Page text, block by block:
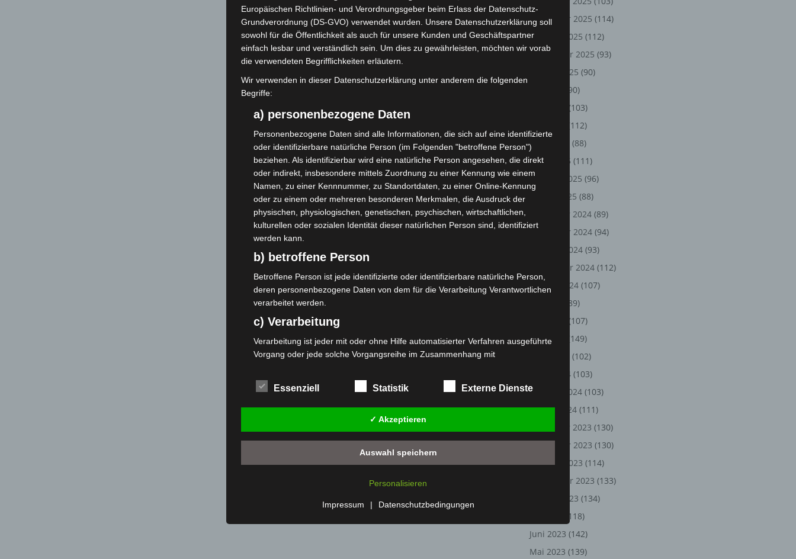
November 2025 (114)
Oktober 2025 (112)
September 2025 (93)
August 2025 (90)
(90)
(103)
(112)
April 2025
(88)
März 2025 (111)
Februar 2025 (96)
Januar 2025 (88)
Dezember 2024 (89)
November 2024 (94)
Oktober 2024 (93)
September 2024 (112)
August 2024 (107)
(89)
(107)
Mai 2024
(149)
(102)
März 2024 (103)
Februar 2024 (103)
Januar 2024 (111)
Dezember 2023 (130)
November 2023 (130)
Oktober 2023 (114)
September 2023 (133)
August 2023 (134)
(118)
Juni 2023 (142)
Mai 2023 (139)
Europäischen Richtlinien- und Verordnungsgeber beim Erlass der Datenschutz-
Grundverordnung (DS-GVO) verwendet wurden. Unsere Datenschutzerklärung soll
sowohl für die Öffentlichkeit als auch für unsere Kunden und Geschäftspartner
einfach lesbar und verständlich sein. Um dies zu gewährleisten, möchten wir vorab
die verwendeten Begrifflichkeiten erläutern.
Wir verwenden in dieser Datenschutzerklärung unter anderem die folgenden
Begriffe:
a) personenbezogene Daten
Personenbezogene Daten sind alle Informationen, die sich auf eine identifizierte
oder identifizierbare natürliche Person (im Folgenden "betroffene Person")
beziehen. Als identifizierbar wird eine natürliche Person angesehen, die direkt
oder indirekt, insbesondere mittels Zuordnung zu einer Kennung wie einem
Namen, zu einer Kennnummer, zu Standortdaten, zu einer Online-Kennung
oder zu einem oder mehreren besonderen Merkmalen, die Ausdruck der
physischen, physiologischen, genetischen, psychischen, wirtschaftlichen,
kulturellen oder sozialen Identität dieser natürlichen Person sind, identifiziert
werden kann.
b) betroffene Person
Betroffene Person ist jede identifizierte oder identifizierbare natürliche Person,
deren personenbezogene Daten von dem für die Verarbeitung Verantwortlichen
verarbeitet werden.
c) Verarbeitung
Verarbeitung ist jeder mit oder ohne Hilfe automatisierter Verfahren ausgeführte
Vorgang oder jede solche Vorgangsreihe im Zusammenhang mit
das Ordnen, die Speicherung, die Anpassung oder Veränderung, das Auslesen,
das Abfragen, die Verwendung, die Offenlegung durch Übermittlung, Verbreitung
oder eine andere Form der Bereitstellung, den Abgleich oder die Verknüpfung,
die Einschränkung, das Löschen oder die Vernichtung.
d) Einschränkung der Verarbeitung
Einschränkung der Verarbeitung ist die Markierung gespeicherter
Profiling ist jede Art der automatisierten Verarbeitung personenbezogener
Daten, die darin besteht, dass diese personenbezogenen Daten verwendet
werden, um bestimmte persönliche Aspekte, die sich auf eine natürliche Person
Essenziell Statistik Externe Dienste
✓ Akzeptieren
Auswahl speichern
Personalisieren
Impressum | Datenschutzbedingungen